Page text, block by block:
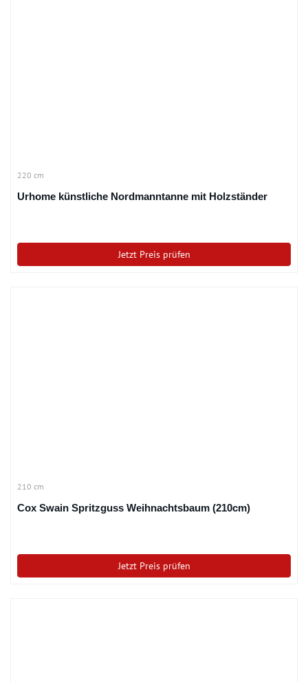
220 cm
Urhome künstliche Nordmanntanne mit Holzständer
Jetzt Preis prüfen
210 cm
Cox Swain Spritzguss Weihnachtsbaum (210cm)
Jetzt Preis prüfen